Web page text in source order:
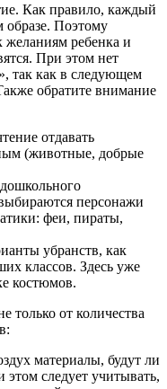
Как правило, каждый
образе. Поэтому
желаниям ребенка и
При этом нет
так как в следующем
обратите внимание
отдавать
(животные, добрые
персонажи
феи, пираты,
убранств, как
классов. Здесь уже
костюмов.
только от количества
материалы, будут ли
следует учитывать,